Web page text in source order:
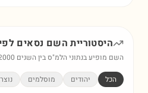
היסטוריית השם נסאים
השם מופיע בנתוני הלמ"ס בין השנים
הכל יהודים מוסלמים